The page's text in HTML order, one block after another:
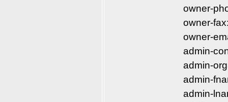
owner-
owner-
owner-
admin-
admin-
admin-
admin-